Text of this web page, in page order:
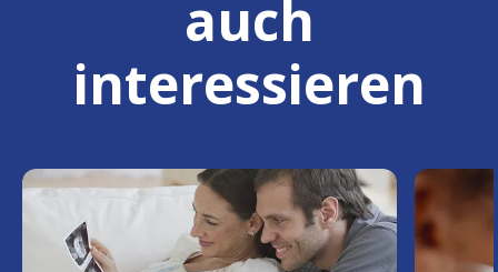
auch
interessieren